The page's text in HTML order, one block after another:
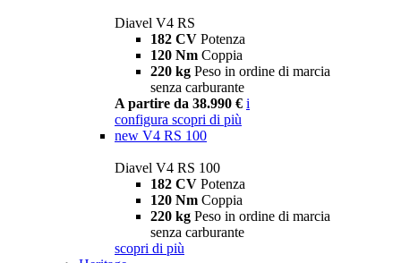
Diavel V4 RS
182 CV Potenza
120 Nm Coppia
220 kg Peso in ordine di marcia
senza carburante
A partire da 38.990 € i
configura scopri di più
new V4 RS 100
Diavel V4 RS 100
182 CV Potenza
120 Nm Coppia
220 kg Peso in ordine di marcia
senza carburante
scopri di più